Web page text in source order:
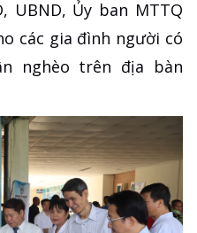
UBND, Ủy ban MTTQ
các gia đình người có
nghèo trên địa bàn